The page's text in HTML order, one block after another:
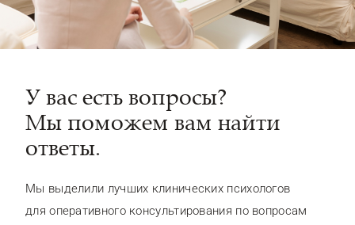
У вас есть вопросы?
Мы поможем вам найти
ответы.
Мы выделили лучших клинических психологов
для оперативного консультирования по вопросам